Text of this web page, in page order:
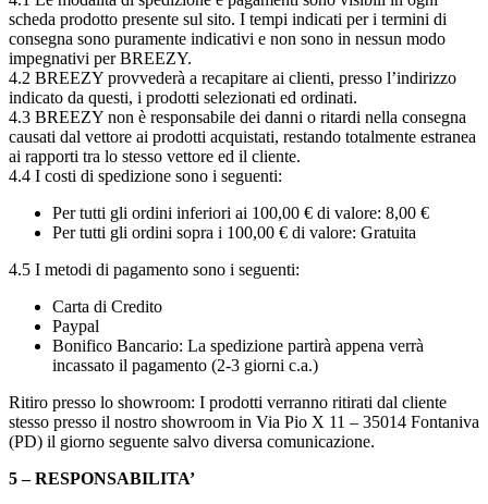
scheda prodotto presente sul sito. I tempi indicati per i termini di
consegna sono puramente indicativi e non sono in nessun modo
impegnativi per BREEZY.
4.2 BREEZY provvederà a recapitare ai clienti, presso l’indirizzo
indicato da questi, i prodotti selezionati ed ordinati.
4.3 BREEZY non è responsabile dei danni o ritardi nella consegna
causati dal vettore ai prodotti acquistati, restando totalmente estranea
ai rapporti tra lo stesso vettore ed il cliente.
4.4 I costi di spedizione sono i seguenti:
Per tutti gli ordini inferiori ai 100,00 € di valore: 8,00 €
Per tutti gli ordini sopra i 100,00 € di valore: Gratuita
4.5 I metodi di pagamento sono i seguenti:
Carta di Credito
Paypal
Bonifico Bancario: La spedizione partirà appena verrà
incassato il pagamento (2-3 giorni c.a.)
Ritiro presso lo showroom: I prodotti verranno ritirati dal cliente
stesso presso il nostro showroom in Via Pio X 11 – 35014 Fontaniva
(PD) il giorno seguente salvo diversa comunicazione.
5 – RESPONSABILITA’